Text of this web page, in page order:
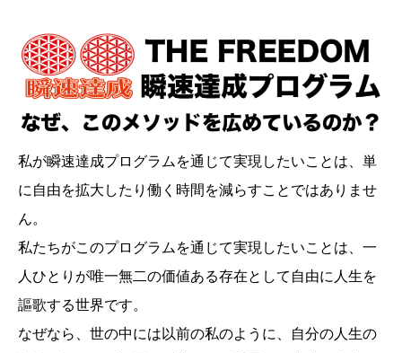
私が瞬速達成プログラムを通じて実現したいことは、単
に自由を拡大したり働く時間を減らすことではありませ
ん。
私たちがこのプログラムを通じて実現したいことは、一
人ひとりが唯一無二の価値ある存在として自由に人生を
謳歌する世界です。
なぜなら、世の中には以前の私のように、自分の人生の